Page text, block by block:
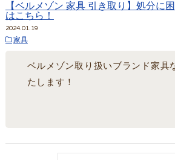
【ベルメゾン 家具 引き取り】処分に
はこちら！
2024.01.19
家具
ベルメゾン取り扱いブランド家具
たします！